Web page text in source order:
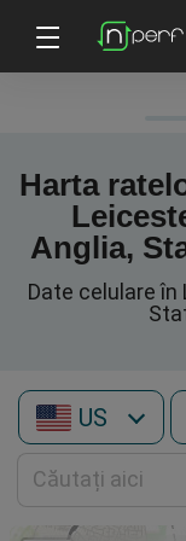
Harta
Anglia,
Date celulare în
US